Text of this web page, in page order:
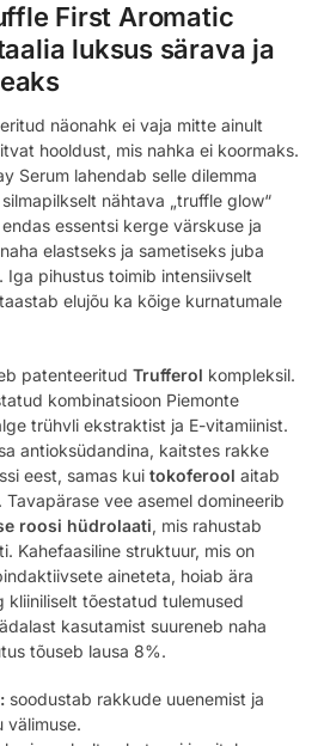
First Aromatic
luksus särava ja
näonahk ei vaja mitte ainult
hooldust, mis nahka ei koormaks.
Serum lahendab selle dilemma
nähtava „truffle glow“
essentsi kerge värskuse ja
elastseks ja sametiseks juba
Iga pihustus toimib intensiivselt
elujõu ka kõige kurnatumale
patenteeritud Trufferol kompleksil.
kombinatsioon Piemonte
trühvli ekstraktist ja E-vitamiinist.
antioksüdandina, kaitstes rakke
eest, samas kui tokoferool aitab
vee asemel domineerib
roosi hüdrolaati, mis rahustab
Kahefaasiline struktuur, mis on
aineteta, hoiab ära
kliiniliselt tõestatud tulemused
kasutamist suureneb naha
tõuseb lausa 8%.
soodustab rakkude uuenemist ja
välimuse.